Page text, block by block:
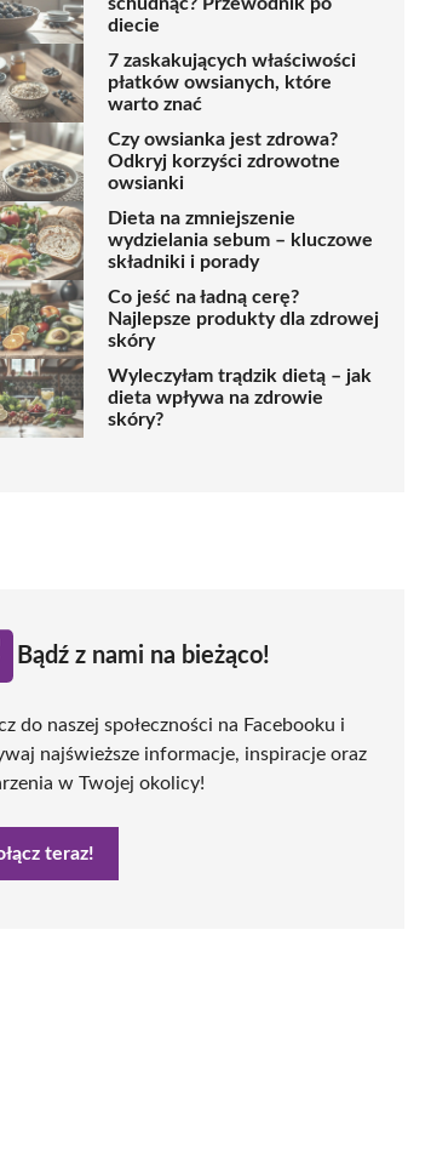
diecie
7 zaskakujących właściwości
płatków owsianych, które
warto znać
Czy owsianka jest zdrowa?
Odkryj korzyści zdrowotne
owsianki
Dieta na zmniejszenie
wydzielania sebum – kluczowe
składniki i porady
Co jeść na ładną cerę?
Najlepsze produkty dla zdrowej
skóry
Wyleczyłam trądzik dietą – jak
dieta wpływa na zdrowie
skóry?
Bądź z nami na bieżąco!
do naszej społeczności na Facebooku i
najświeższe informacje, inspiracje oraz
w Twojej okolicy!
teraz!